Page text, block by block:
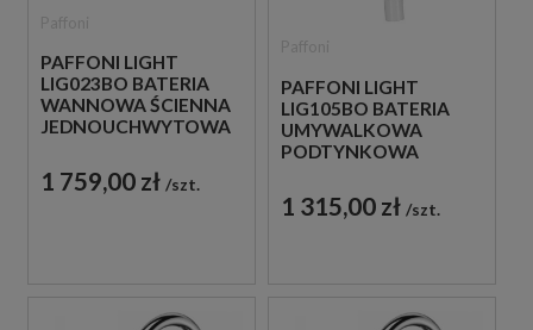
PAFFONI LIGHT
LIG023BO BATERIA
WANNOWA ŚCIENNA
JEDNOUCHWYTOWA
1 759,00 zł szt.
PAFFONI LIGHT
LIG105BO BATERIA
UMYWALKOWA
PODTYNKOWA
BIAŁA
1 315,00 zł szt.